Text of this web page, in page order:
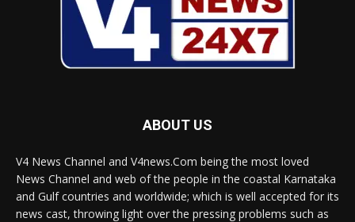
ABOUT US
V4 News Channel and V4news.Com being the most loved
News Channel and web of the people in the coastal Karnataka
and Gulf countries and worldwide; which is well accepted for its
news cast, throwing light over the pressing problems such as